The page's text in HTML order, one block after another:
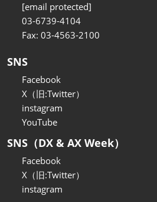
[email protected]
03-6739-4104
Fax: 03-4563-2100
SNS
Facebook
X（旧:Twitter）
instagram
YouTube
SNS（DX & AX Week）
Facebook
X（旧:Twitter）
instagram